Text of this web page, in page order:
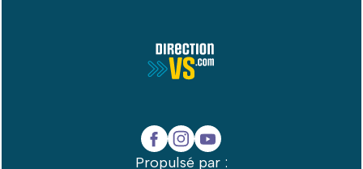
Propulsé par :